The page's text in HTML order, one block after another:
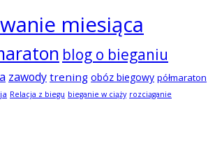
miesiąca
blog o bieganiu
zawody trening obóz biegowy półmaraton
Relacja z biegu bieganie w ciąży rozciąganie